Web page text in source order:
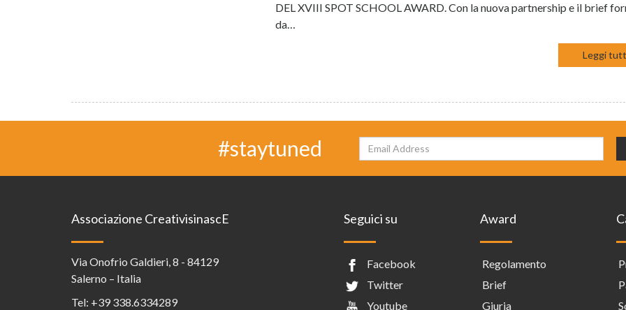
DEL XVIII SPOT SCHOOL AWARD. Con la nuova partnership e il brief
da…
Leggi
#staytuned
Associazione CreativisinascE
Via Onofrio Galdieri, 8 - 84129
Salerno – Italia
Tel: +39 338.6334289
Seguici su
Facebook
Twitter
Youtube
Award
Regolamento
Brief
Giuria